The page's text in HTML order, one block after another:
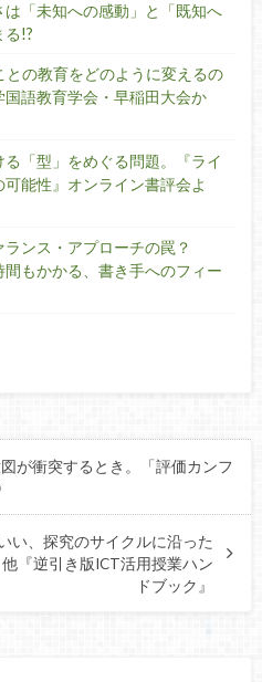
は「未知への感動」と「既知へ
る!?
の教育をどのように変えるの
語教育学会・早稲田大会か
「型」をめぐる問題。『ライ
能性』オンライン書評会よ
ランス・アプローチの罠？
もかかる、書き手へのフィー
が衝突するとき。「評価カンフ
い、探究のサイクルに沿った
『逆引き版ICT活用授業ハン
ドブック』